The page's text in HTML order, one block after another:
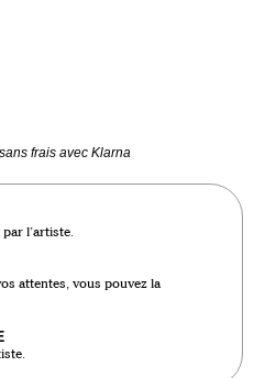
frais avec Klarna
l’artiste.
attentes, vous pouvez la